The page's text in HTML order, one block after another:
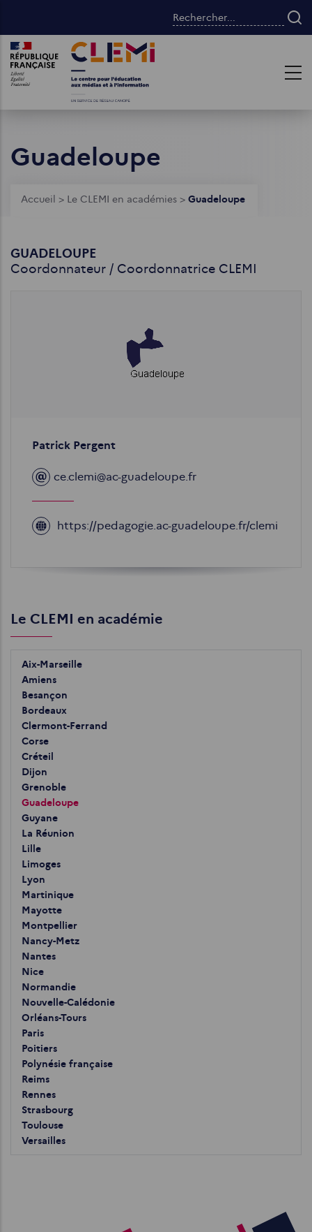
contenu
principal
Rechercher...
Images Images
Guadeloupe
Fil
Accueil > Le CLEMI en académies > Guadeloupe
GUADELOUPE
Coordonnateur / Coordonnatrice CLEMI
Patrick Pergent
ce.clemi@ac-guadeloupe.fr
Site
https://pedagogie.ac-guadeloupe.fr/clemi
Le CLEMI en académie
Aix-Marseille
Amiens
Besançon
Bordeaux
Clermont-Ferrand
Corse
Créteil
Dijon
Grenoble
Guadeloupe
Guyane
La Réunion
Lille
Limoges
Lyon
Martinique
Mayotte
Montpellier
Nancy-Metz
Nantes
Nice
Normandie
Nouvelle-Calédonie
Orléans-Tours
Paris
Poitiers
Polynésie française
Reims
Rennes
Strasbourg
Toulouse
Versailles